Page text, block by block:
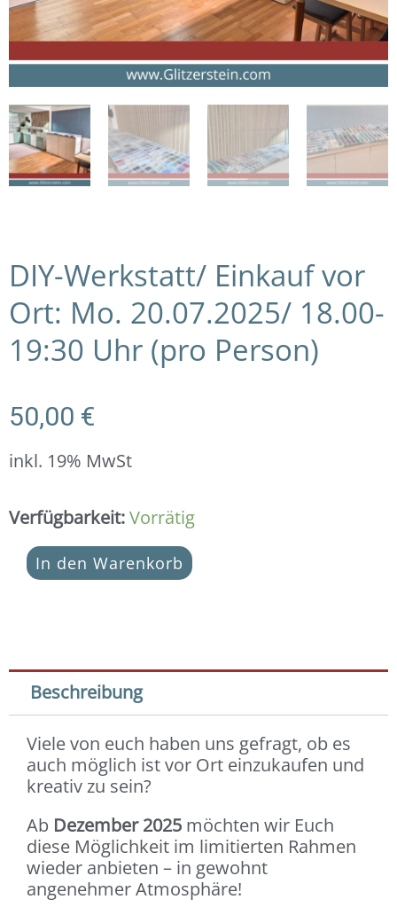
DIY-Werkstatt/ Einkauf vor
Ort: Mo. 20.07.2025/ 18.00-
19:30 Uhr (pro Person)
50,00 €
inkl. 19% MwSt
Verfügbarkeit:Vorrätig
DIY-
Einkauf
vor
18.00-
19:30
Uhr
Person)
Menge
In den Warenkorb
Beschreibung
Viele von euch haben uns gefragt, ob es
auch möglich ist vor Ort einzukaufen und
kreativ zu sein?
Ab Dezember 2025 möchten wir Euch
diese Möglichkeit im limitierten Rahmen
wieder anbieten – in gewohnt
angenehmer Atmosphäre!